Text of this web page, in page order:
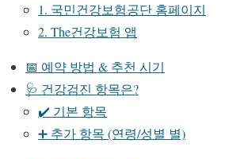
1. 국민건강보험공단 홈페이지
2. The건강보험 앱
📅 예약 방법 & 추천 시기
🩺 건강검진 항목은?
✔️ 기본 항목
➕ 추가 항목 (연령/성별 별)